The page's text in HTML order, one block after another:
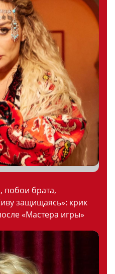
побои брата,
защищаясь»: крик
«Мастера игры»